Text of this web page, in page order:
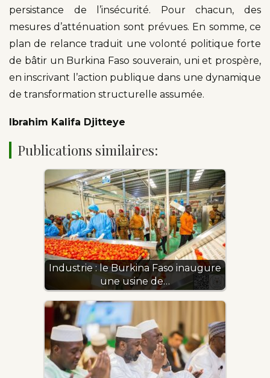
persistance de l’insécurité. Pour chacun, des
mesures d’atténuation sont prévues. En somme, ce
plan de relance traduit une volonté politique forte
de bâtir un Burkina Faso souverain, uni et prospère,
en inscrivant l’action publique dans une dynamique
de transformation structurelle assumée.
Ibrahim Kalifa Djitteye
Publications similaires:
Industrie : le Burkina Faso inaugure
une usine de…